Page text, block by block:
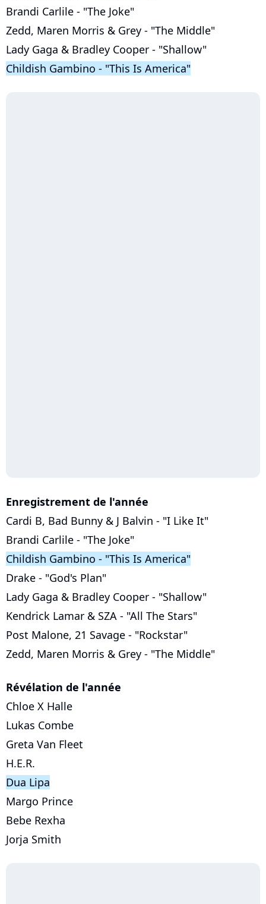
Brandi Carlile - "The Joke"
Zedd, Maren Morris & Grey - "The Middle"
Lady Gaga & Bradley Cooper - "Shallow"
Childish Gambino - "This Is America"
Enregistrement de l'année
Cardi B, Bad Bunny & J Balvin - "I Like It"
Brandi Carlile - "The Joke"
Childish Gambino - "This Is America"
Drake - "God's Plan"
Lady Gaga & Bradley Cooper - "Shallow"
Kendrick Lamar & SZA - "All The Stars"
Post Malone, 21 Savage - "Rockstar"
Zedd, Maren Morris & Grey - "The Middle"
Révélation de l'année
Chloe X Halle
Lukas Combe
Greta Van Fleet
H.E.R.
Dua Lipa
Margo Prince
Bebe Rexha
Jorja Smith